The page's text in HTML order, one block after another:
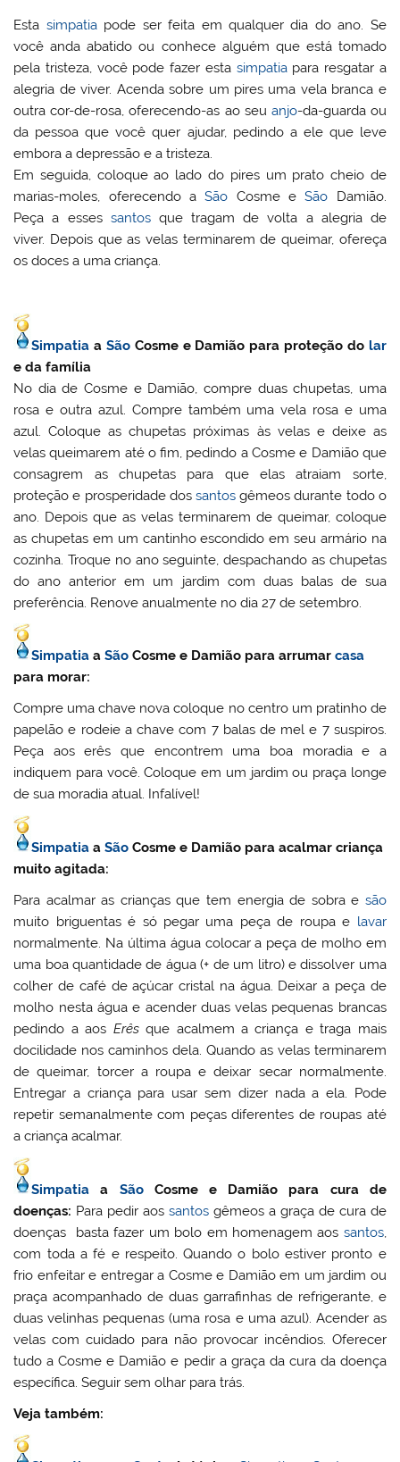
Esta simpatiapode ser feita em qualquer dia do ano. Se
você anda abatido ou conhece alguém que está tomado
pela tristeza, você pode fazer esta simpatiapara resgatar a
alegria de viver. Acenda sobre um pires uma vela branca e
outra cor-de-rosa, oferecendo-as ao seu anjo-da-guarda ou
da pessoa que você quer ajudar, pedindo a ele que leve
embora a depressão e a tristeza.
Em seguida, coloque ao lado do pires um prato cheio de
marias-moles, oferecendo aSão Cosme eSão Damião.
Peça a esses santosque tragam de volta a alegria de
viver. Depois que as velas terminarem de queimar, ofereça
os doces a uma criança.
Simpatia a SãoCosme e Damião para proteção do lar
e da família
No dia de Cosme e Damião, compre duas chupetas, uma
rosa e outra azul. Compre também uma vela rosa e uma
azul. Coloque as chupetas próximas às velas e deixe as
velas queimarem até o fim, pedindo a Cosme e Damião que
consagrem as chupetas para que elas atraiam sorte,
proteção e prosperidade dos santos gêmeos durante todo o
ano. Depois que as velas terminarem de queimar, coloque
as chupetas em um cantinho escondido em seu armário na
cozinha. Troque no ano seguinte, despachando as chupetas
do ano anterior em um jardim com duas balas de sua
preferência. Renove anualmente no dia 27 de setembro.
Simpatia aSão Cosme e Damião para arrumarcasa
para morar:
Compre uma chave nova coloque no centro um pratinho de
papelão e rodeie a chave com 7 balas de mel e 7 suspiros.
Peça aos erês que encontrem uma boa moradia e a
indiquem para você. Coloque em um jardim ou praça longe
de sua moradia atual. Infalível!
Simpatia aSão Cosme e Damião para acalmar criança
muito agitada:
Para acalmar as crianças que tem energia de sobra e são
muito briguentas é só pegar uma peça de roupa e lavar
normalmente. Na última água colocar a peça de molho em
uma boa quantidade de água (+ de um litro) e dissolver uma
colher de café de açúcar cristal na água. Deixar a peça de
molho nesta água e acender duas velas pequenas brancas
pedindo a aos Erêsque acalmem a criança e traga mais
docilidade nos caminhos dela. Quando as velas terminarem
de queimar, torcer a roupa e deixar secar normalmente.
Entregar a criança para usar sem dizer nada a ela. Pode
repetir semanalmente com peças diferentes de roupas até
a criança acalmar.
Simpatia a SãoCosme e Damião para cura de
doenças: Para pedir aossantos gêmeos a graça de cura de
doenças basta fazer um bolo em homenagem aos santos,
com toda a fé e respeito. Quando o bolo estiver pronto e
frio enfeitar e entregar a Cosme e Damião em um jardim ou
praça acompanhado de duas garrafinhas de refrigerante, e
duas velinhas pequenas (uma rosa e uma azul). Acender as
velas com cuidado para não provocar incêndios. Oferecer
tudo a Cosme e Damião e pedir a graça da cura da doença
específica. Seguir sem olhar para trás.
Veja também: